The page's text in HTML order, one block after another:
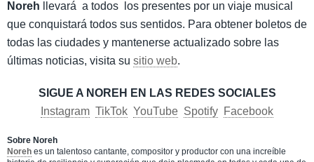
Noreh llevará a todos los presentes por un viaje musical
que conquistará todos sus sentidos. Para obtener boletos de
todas las ciudades y mantenerse actualizado sobre las
últimas noticias, visita su sitio web. ​
SIGUE A NOREH EN LAS REDES SOCIALES
Instagram TikTok YouTube Spotify Facebook
Sobre Noreh
Noreh es un talentoso cantante, compositor y productor con una increíble